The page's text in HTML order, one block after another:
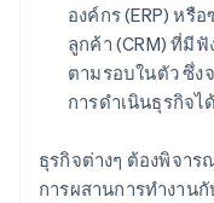
องค์กร (ERP) ห
ลูกค้า (CRM) ที่มี
ตามรอบในตัว ซึ่ง
การดำเนินธุรกิจไ
ธุรกิจต่างๆ ต้องพิจาร
การผสานการทำงาน